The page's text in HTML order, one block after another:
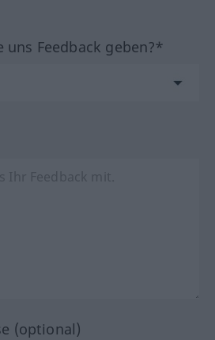
uns Feedback geben?*
(optional)